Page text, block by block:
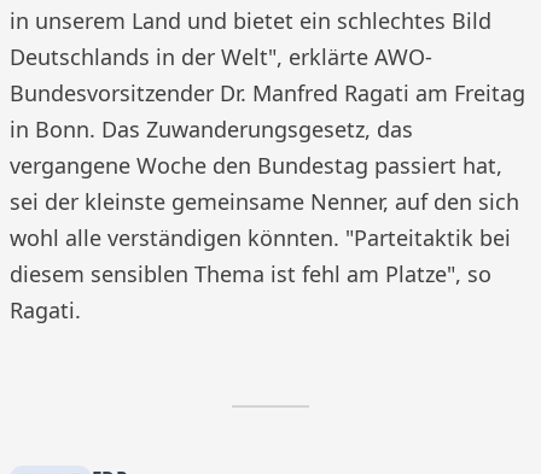
in unserem Land und bietet ein schlechtes Bild
Deutschlands in der Welt", erklärte AWO-
Bundesvorsitzender Dr. Manfred Ragati am Freitag
in Bonn. Das Zuwanderungsgesetz, das
vergangene Woche den Bundestag passiert hat,
sei der kleinste gemeinsame Nenner, auf den sich
wohl alle verständigen könnten. "Parteitaktik bei
diesem sensiblen Thema ist fehl am Platze", so
Ragati.